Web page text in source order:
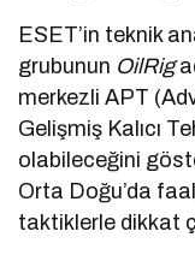
ESET’in teknik
grubunun OilRig
merkezli APT
Gelişmiş Kalıcı
olabileceğini
Orta Doğu’da
taktiklerle dikkat